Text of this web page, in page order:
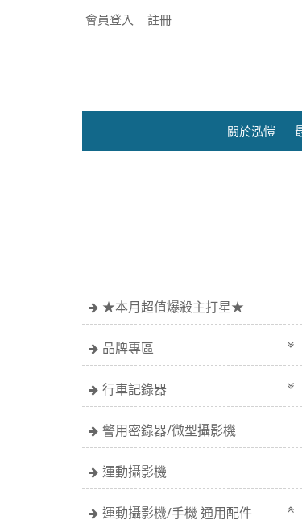
會員登入 註冊
關於泓愷
●官網限
★本月超值爆殺主打星★
品牌專區
行車記錄器
警用密錄器/微型攝影機
運動攝影機
運動攝影機/手機 通用配件